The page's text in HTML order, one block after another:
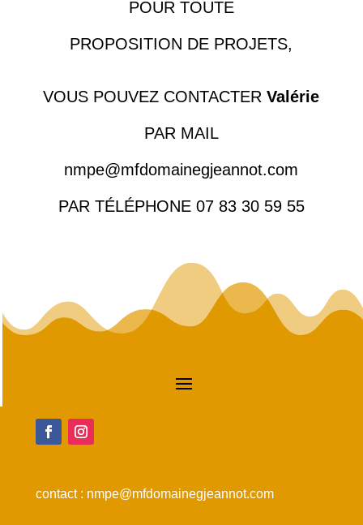
POUR TOUTE
PROPOSITION DE PROJETS,
VOUS POUVEZ CONTACTERValérie
PAR MAIL
nmpe@mfdomainegjeannot.com
PAR TÉLÉPHONE 07 83 30 59 55
contact : nmpe@mfdomainegjeannot.com